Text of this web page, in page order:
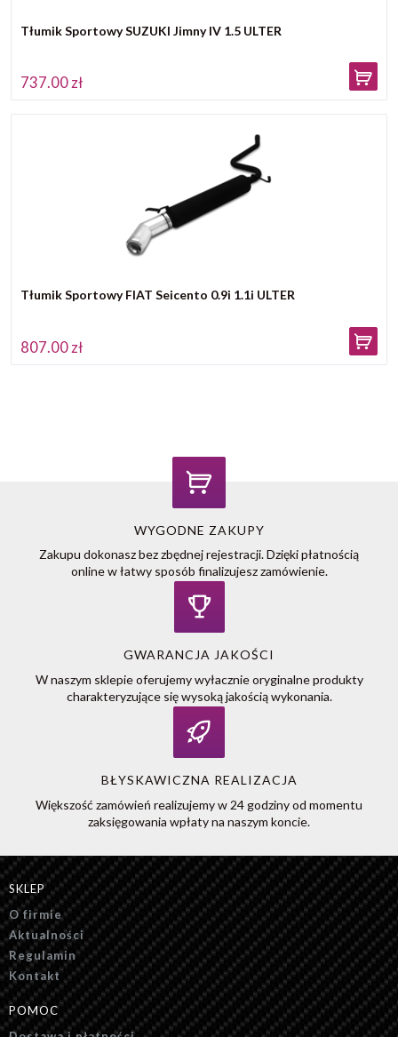
Tłumik Sportowy SUZUKI Jimny IV 1.5 ULTER
737.00 zł
Tłumik Sportowy FIAT Seicento 0.9i 1.1i ULTER
807.00 zł
WYGODNE ZAKUPY
Zakupu dokonasz bez zbędnej rejestracji. Dzięki płatnością
online w łatwy sposób finalizujesz zamówienie.
GWARANCJA JAKOŚCI
W naszym sklepie oferujemy wyłacznie oryginalne produkty
charakteryzujące się wysoką jakością wykonania.
BŁYSKAWICZNA REALIZACJA
Większość zamówień realizujemy w 24 godziny od momentu
zaksięgowania wpłaty na naszym koncie.
SKLEP
O firmie
Aktualności
Regulamin
Kontakt
POMOC